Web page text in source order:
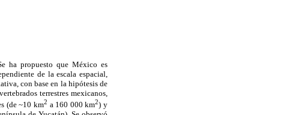
ha propuesto que México es
de la escala espacial,
con base en la hipótesis de
terrestres mexicanos,
(de ~10 km2 a 160 000 km2) y